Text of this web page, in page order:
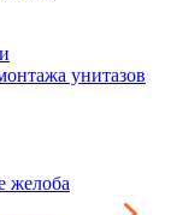
унитазов
желоба